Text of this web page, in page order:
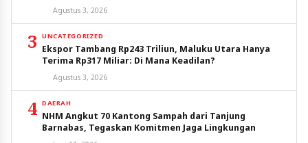
Agustus 3, 2026
3 UNCATEGORIZED
Ekspor Tambang Rp243 Triliun, Maluku Utara Hanya
Terima Rp317 Miliar: Di Mana Keadilan?
Agustus 3, 2026
4 DAERAH
NHM Angkut 70 Kantong Sampah dari Tanjung
Barnabas, Tegaskan Komitmen Jaga Lingkungan